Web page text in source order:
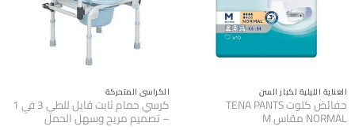
العناية الليلية لكبار السن
حفائض كلوت TENA PANTS
NORMAL مقاس M
الكراسي المتحركة
كرسي حمام ثابت قابل للطي 3 في 1
– تصميم مريح وسهل الحمل